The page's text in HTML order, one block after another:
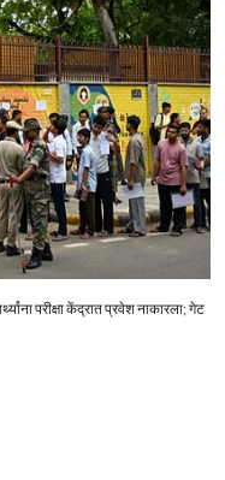
परीक्षा केंद्रात प्रवेश नाकारला; गेट